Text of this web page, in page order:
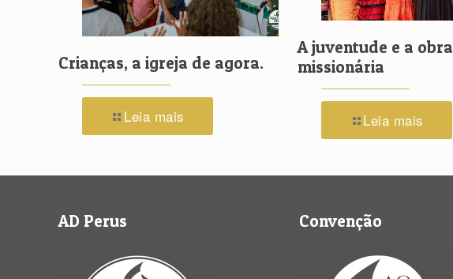
Crianças, a igreja de agora.
Leia mais
A juventude e a obra
missionária
Leia mais
AD Perus Convenção